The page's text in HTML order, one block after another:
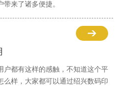
来了诸多便捷。
户都有这样的感触，不知道这个平
么样，大家都可以通过绍兴数码印